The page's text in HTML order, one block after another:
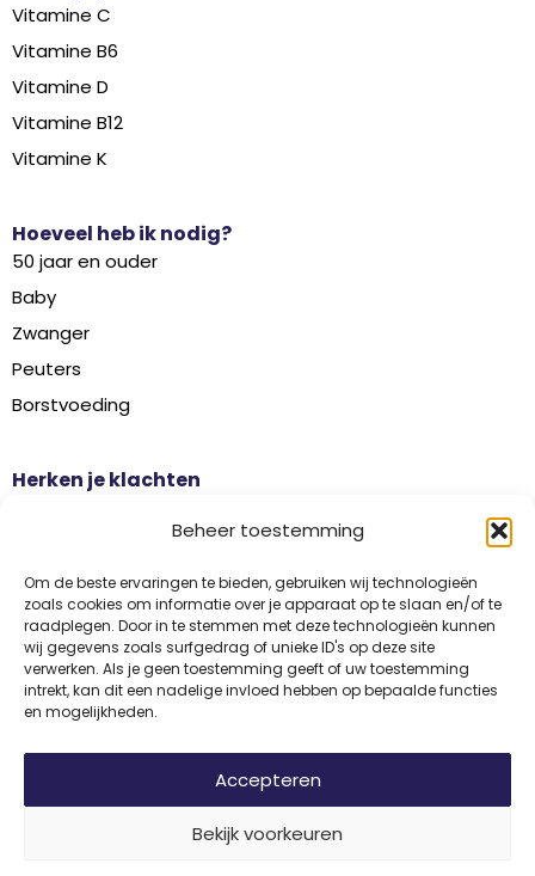
Beheer toestemming
Om de beste ervaringen te bieden, gebruiken wij technologieën
zoals cookies om informatie over je apparaat op te slaan en/of te
raadplegen. Door in te stemmen met deze technologieën kunnen
wij gegevens zoals surfgedrag of unieke ID's op deze site
verwerken. Als je geen toestemming geeft of uw toestemming
intrekt, kan dit een nadelige invloed hebben op bepaalde functies
en mogelijkheden.
Accepteren
Bekijk voorkeuren
Vitamine C
Vitamine B6
Vitamine D
Vitamine B12
Vitamine K
Hoeveel heb ik nodig?
50 jaar en ouder
Baby
Zwanger
Peuters
Borstvoeding
Herken je klachten
Griep
Haaruitval
Overgangsklachten
DisclaimerPrivacyAlgemene voorwaarden
© 2026 Vitamine Informatiebureau | Copyright | Met trots ontwikkeld